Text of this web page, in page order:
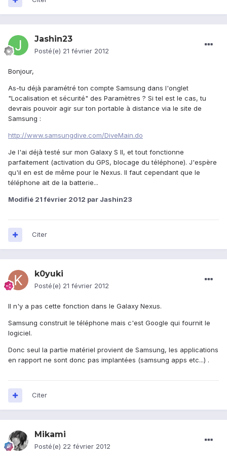
Jashin23
Posté(e) 21 février 2012
Bonjour,
As-tu déjà paramétré ton compte Samsung dans l'onglet
"Localisation et sécurité" des Paramètres ? Si tel est le cas, tu
devrais pouvoir agir sur ton portable à distance via le site de
Samsung :
http://www.samsungdive.com/DiveMain.do
Je l'ai déjà testé sur mon Galaxy S II, et tout fonctionne
parfaitement (activation du GPS, blocage du téléphone). J'espère
qu'il en est de même pour le Nexus. Il faut cependant que le
téléphone ait de la batterie...
Modifié 21 février 2012 par Jashin23
Citer
k0yuki
Posté(e) 21 février 2012
Il n'y a pas cette fonction dans le Galaxy Nexus.
Samsung construit le téléphone mais c'est Google qui fournit le
logiciel.
Donc seul la partie matériel provient de Samsung, les applications
en rapport ne sont donc pas implantées (samsung apps etc...) .
Citer
Mikami
Posté(e) 22 février 2012